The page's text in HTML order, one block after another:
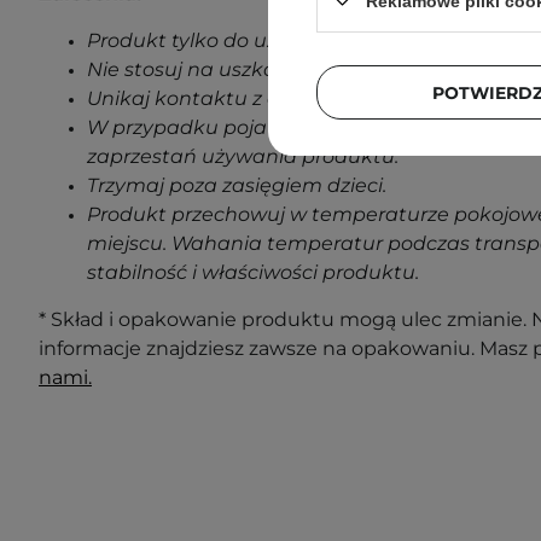
Produkt tylko do użytku zewnętrznego.
Nie stosuj na uszkodzoną skórę.
Unikaj kontaktu z oczami.
W przypadku pojawienia się jakichkolwiek
zaprzestań używania produktu.
Trzymaj poza zasięgiem dzieci.
Produkt przechowuj w temperaturze
miejscu. Wahania temperatur podczas
stabilność i właściwości produktu.
* Skład i opakowanie produktu mogą ulec zmianie.
informacje znajdziesz zawsze na opakowaniu. Masz
nami.